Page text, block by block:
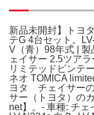
新品未開封】トヨ
テG 4台セット。
V（青）98年式 | 製
ェイサー 2.5ツア
リミテッドビンテ
ネオ TOMICA
ヨタ チェイサー
サー（トヨタ）の
net】。- 車種: チェ